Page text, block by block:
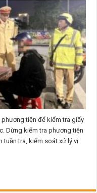
sát
giao
thông
được
phép
dừng
xe
kiểm
tra
giấy
tờ
khi
nào?
tiện để kiểm tra giấy
Dừng kiểm tra phương tiện
tuần tra, kiểm soát xử lý vi